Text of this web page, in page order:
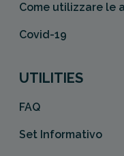
Come utilizzare le
Covid-19
UTILITIES
FAQ
Set Informativo